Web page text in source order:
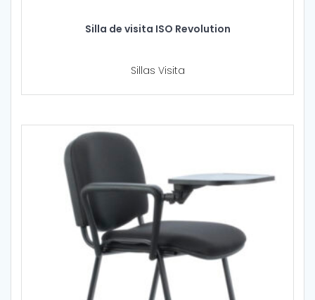
Silla de visita ISO Revolution
Sillas Visita